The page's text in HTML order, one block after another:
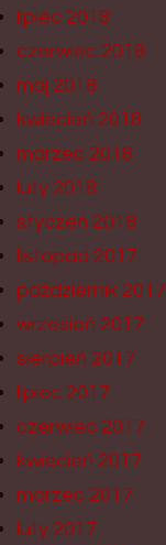
lipiec 2018
czerwiec 2018
maj 2018
kwiecień 2018
marzec 2018
luty 2018
styczeń 2018
listopad 2017
październik 2017
wrzesień 2017
sierpień 2017
lipiec 2017
czerwiec 2017
kwiecień 2017
marzec 2017
luty 2017